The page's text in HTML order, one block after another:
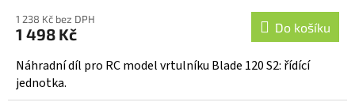
1 238 Kč bez DPH
1 498 Kč Do košíku
Náhradní díl pro RC model vrtulníku Blade 120 S2: řídící
jednotka.